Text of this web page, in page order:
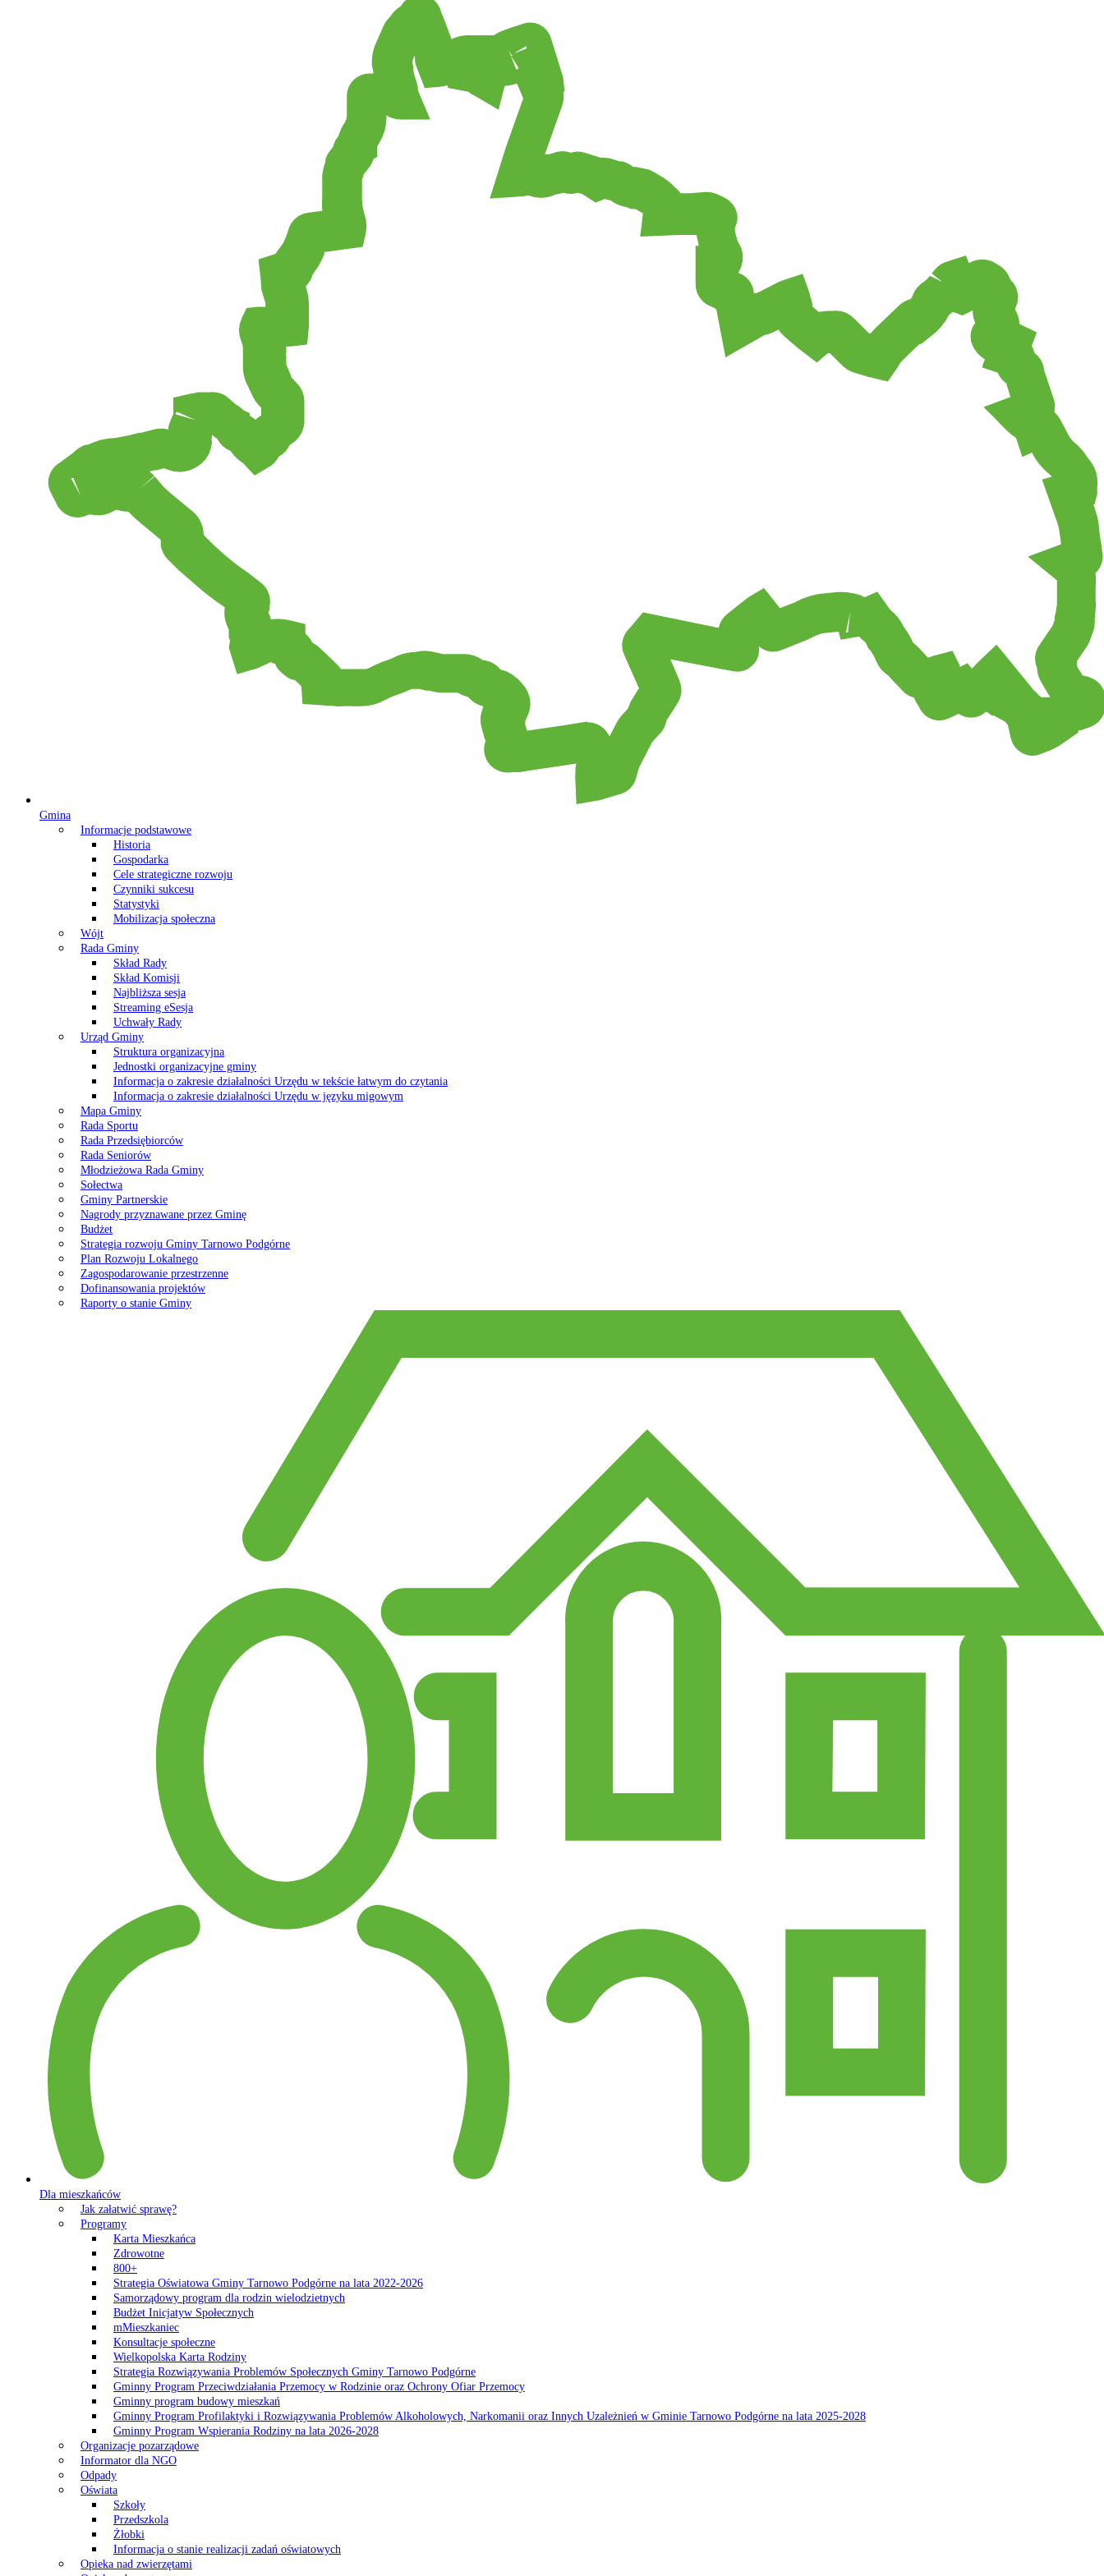
Gmina
Informacje podstawowe
Historia
Gospodarka
Cele strategiczne rozwoju
Czynniki sukcesu
Statystyki
Mobilizacja społeczna
Wójt
Rada Gminy
Skład Rady
Skład Komisji
Najbliższa sesja
Streaming eSesja
Uchwały Rady
Urząd Gminy
Struktura organizacyjna
Jednostki organizacyjne gminy
Informacja o zakresie działalności Urzędu w tekście łatwym do czytania
Informacja o zakresie działalności Urzędu w języku migowym
Mapa Gminy
Rada Sportu
Rada Przedsiębiorców
Rada Seniorów
Młodzieżowa Rada Gminy
Sołectwa
Gminy Partnerskie
Nagrody przyznawane przez Gminę
Budżet
Strategia rozwoju Gminy Tarnowo Podgórne
Plan Rozwoju Lokalnego
Zagospodarowanie przestrzenne
Dofinansowania projektów
Raporty o stanie Gminy
Dla mieszkańców
Jak załatwić sprawę?
Programy
Karta Mieszkańca
Zdrowotne
800+
Strategia Oświatowa Gminy Tarnowo Podgórne na lata 2022-2026
Samorządowy program dla rodzin wielodzietnych
Budżet Inicjatyw Społecznych
mMieszkaniec
Konsultacje społeczne
Wielkopolska Karta Rodziny
Strategia Rozwiązywania Problemów Społecznych Gminy Tarnowo Podgórne
Gminny Program Przeciwdziałania Przemocy w Rodzinie oraz Ochrony Ofiar Przemocy
Gminny program budowy mieszkań
Gminny Program Profilaktyki i Rozwiązywania Problemów Alkoholowych, Narkomanii oraz Innych Uzależnień w Gminie Tarnowo Podgórne na lata 2025-2028
Gminny Program Wspierania Rodziny na lata 2026-2028
Organizacje pozarządowe
Informator dla NGO
Odpady
Oświata
Szkoły
Przedszkola
Żłobki
Informacja o stanie realizacji zadań oświatowych
Opieka nad zwierzętami